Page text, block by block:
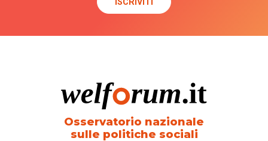
Osservatorio nazionale
sulle politiche sociali